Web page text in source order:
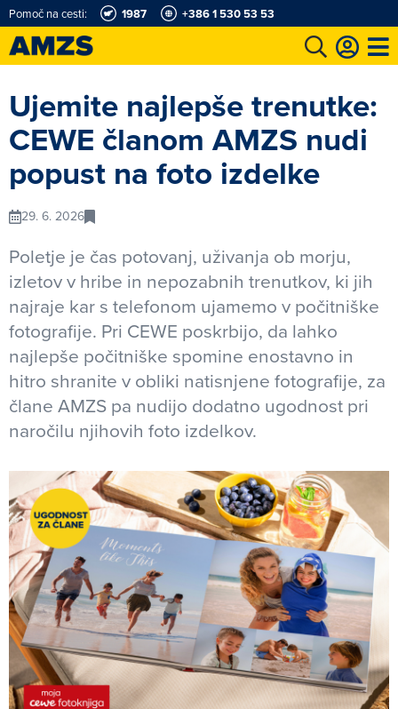
Pomoč na cesti: 1987 +386 1 530 53 53
Ujemite najlepše trenutke:
CEWE članom AMZS nudi
popust na foto izdelke
29. 6. 2026
Poletje je čas potovanj, uživanja ob morju,
izletov v hribe in nepozabnih trenutkov, ki jih
najraje kar s telefonom ujamemo v počitniške
fotografije. Pri CEWE poskrbijo, da lahko
najlepše počitniške spomine enostavno in
hitro shranite v obliki natisnjene fotografije, za
člane AMZS pa nudijo dodatno ugodnost pri
naročilu njihovih foto izdelkov.